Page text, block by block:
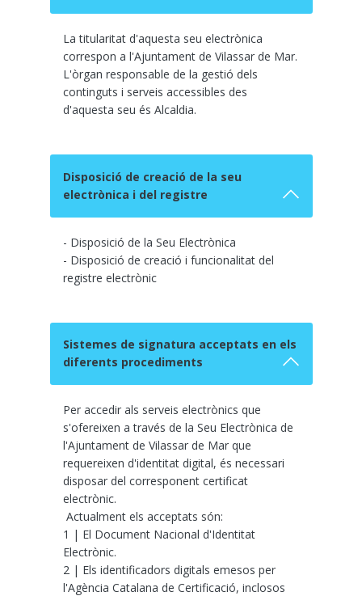
La titularitat d'aquesta seu electrònica
correspon a l'Ajuntament de Vilassar de Mar.
L'òrgan responsable de la gestió dels
continguts i serveis accessibles des
d'aquesta seu és Alcaldia.
Disposició de creació de la seu
electrònica i del registre
- Disposició de la Seu Electrònica
- Disposició de creació i funcionalitat del
registre electrònic
Sistemes de signatura acceptats en els
diferents procediments
Per accedir als serveis electrònics que
s'ofereixen a través de la Seu Electrònica de
l'Ajuntament de Vilassar de Mar que
requereixen d'identitat digital, és necessari
disposar del corresponent certificat
electrònic.
Actualment els acceptats són:
1 | El Document Nacional d'Identitat
Electrònic.
2 | Els identificadors digitals emesos per
l'Agència Catalana de Certificació, inclosos